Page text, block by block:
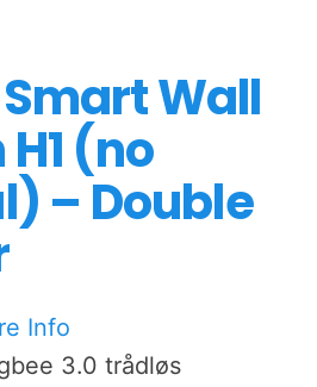
Wall
(no
– Double
Info
3.0 trådløs